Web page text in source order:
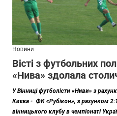
Новини
Вісті з футбольних
«Нива» здолала
У Вінниціфутболісти «Ниви» з
Києва - ФК «Рубікон», з рахунком
вінницького клубу в чемпіонаті